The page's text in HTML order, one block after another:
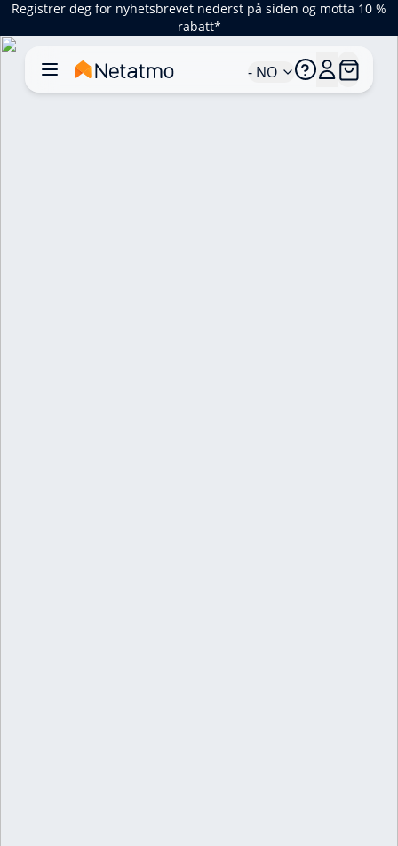
Registrer deg for nyhetsbrevet nederst på siden og motta 10 %
rabatt*
- NO